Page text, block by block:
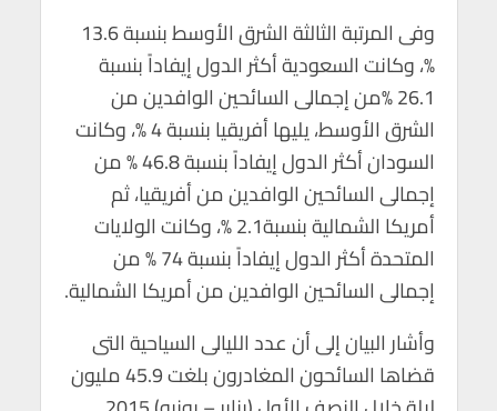
وفى المرتبة الثالثة الشرق الأوسط بنسبة 13.6
%، وكانت السعودية أكثر الدول إيفاداً بنسبة
26.1 %من إجمالى السائحين الوافدين من
الشرق الأوسط، يليها أفريقيا بنسبة 4 %، وكانت
السودان أكثر الدول إيفاداً بنسبة 46.8 % من
إجمالى السائحين الوافدين من أفريقيا، ثم
أمريكا الشمالية بنسبة2.1 %، وكانت الولايات
المتحدة أكثر الدول إيفاداً بنسبة 74 % من
إجمالى السائحين الوافدين من أمريكا الشمالية.
وأشار البيان إلى أن عدد الليالى السياحية التى
قضاها السائحون المغادرون بلغت 45.9 مليون